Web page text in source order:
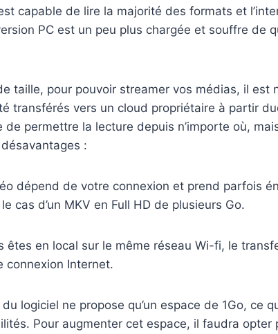
capable de lire la majorité des formats et
PC est un peu plus chargée et souffre de
taille, pour pouvoir streamer vos médias, il est
transférés vers un cloud propriétaire à partir
de permettre la lecture depuis n’importe où,
:
dépend de votre connexion et prend parfois
cas d’un MKV en Full HD de plusieurs Go.
êtes en local sur le même réseau Wi-fi, le
connexion Internet.
logiciel ne propose qu’un espace de 1Go, ce
Pour augmenter cet espace, il faudra opter